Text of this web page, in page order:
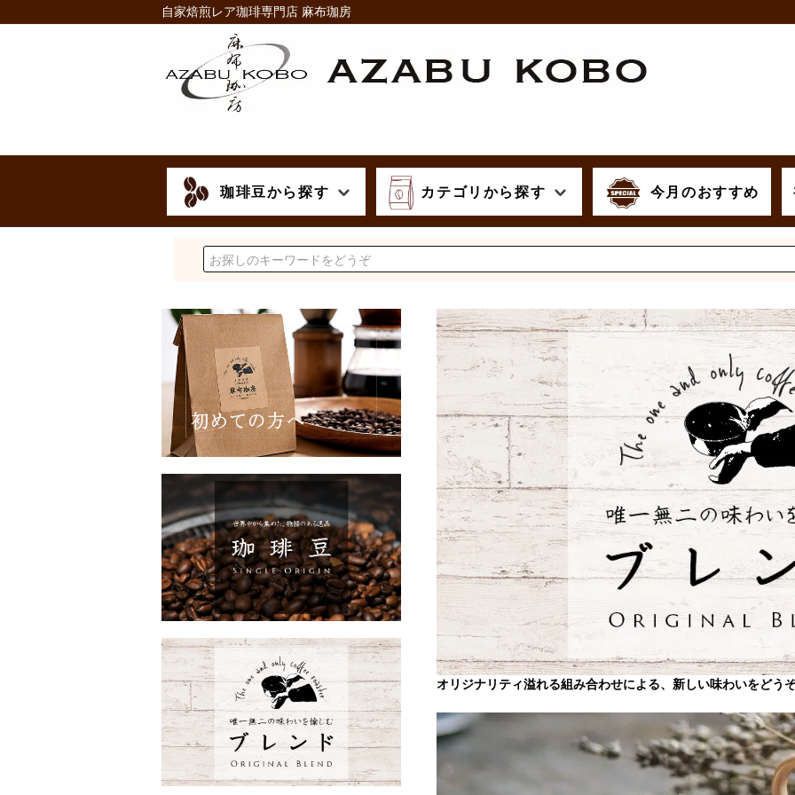
自家焙煎レア珈琲専門店 麻布珈房
珈琲豆から探す カテゴリから探す 今月のおすすめ
オリジナリティ溢れる組み合わせによる、新しい味わいをどう